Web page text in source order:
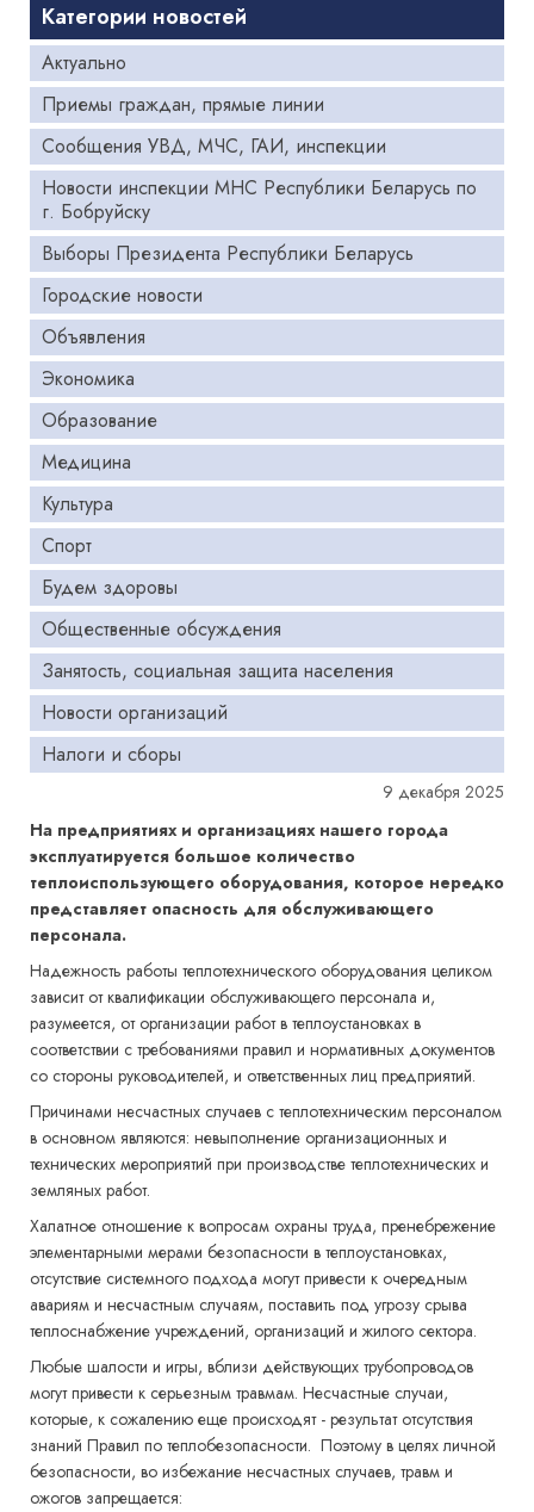
Категории новостей
Актуально
Приемы граждан, прямые линии
Сообщения УВД, МЧС, ГАИ, инспекции
Новости инспекции МНС Республики Беларусь по
г. Бобруйску
Выборы Президента Республики Беларусь
Городские новости
Объявления
Экономика
Образование
Медицина
Культура
Спорт
Будем здоровы
Общественные обсуждения
Занятость, социальная защита населения
Новости организаций
Налоги и сборы
9 декабря 2025
На предприятиях и организациях нашего города
эксплуатируется большое количество
теплоиспользующего оборудования, которое нередко
представляет опасность для обслуживающего
персонала.
Надежность работы теплотехнического оборудования целиком
зависит от квалификации обслуживающего персонала и,
разумеется, от организации работ в теплоустановках в
соответствии с требованиями правил и нормативных документов
со стороны руководителей, и ответственных лиц предприятий.
Причинами несчастных случаев с теплотехническим персоналом
в основном являются: невыполнение организационных и
технических мероприятий при производстве теплотехнических и
земляных работ.
Халатное отношение к вопросам охраны труда, пренебрежение
элементарными мерами безопасности в теплоустановках,
отсутствие системного подхода могут привести к очередным
авариям и несчастным случаям, поставить под угрозу срыва
теплоснабжение учреждений, организаций и жилого сектора.
Любые шалости и игры, вблизи действующих трубопроводов
могут привести к серьезным травмам. Несчастные случаи,
которые, к сожалению еще происходят - результат отсутствия
знаний Правил по теплобезопасности. Поэтому в целях личной
безопасности, во избежание несчастных случаев, травм и
ожогов запрещается: